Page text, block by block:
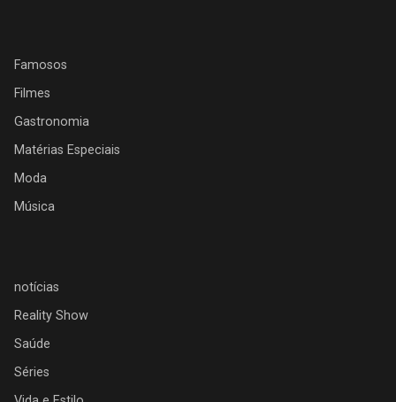
Famosos
Filmes
Gastronomia
Matérias Especiais
Moda
Música
notícias
Reality Show
Saúde
Séries